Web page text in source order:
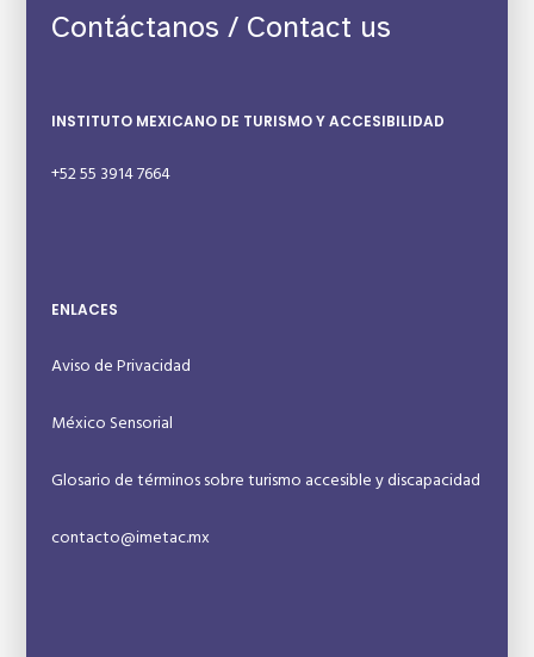
Contáctanos / Contact us
INSTITUTO MEXICANO DE TURISMO Y ACCESIBILIDAD
+52 55 3914 7664
ENLACES
Aviso de Privacidad
México Sensorial
Glosario de términos sobre turismo accesible y discapacidad
contacto@imetac.mx